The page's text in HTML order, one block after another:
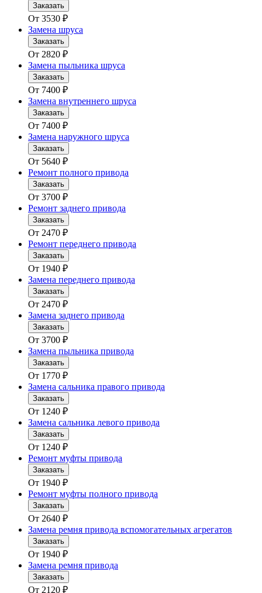
Заказать
От 3530 ₽
Замена шруса
Заказать
От 2820 ₽
Замена пыльника шруса
Заказать
От 7400 ₽
Замена внутреннего шруса
Заказать
От 7400 ₽
Замена наружного шруса
Заказать
От 5640 ₽
Ремонт полного привода
Заказать
От 3700 ₽
Ремонт заднего привода
Заказать
От 2470 ₽
Ремонт переднего привода
Заказать
От 1940 ₽
Замена переднего привода
Заказать
От 2470 ₽
Замена заднего привода
Заказать
От 3700 ₽
Замена пыльника привода
Заказать
От 1770 ₽
Замена сальника правого привода
Заказать
От 1240 ₽
Замена сальника левого привода
Заказать
От 1240 ₽
Ремонт муфты привода
Заказать
От 1940 ₽
Ремонт муфты полного привода
Заказать
От 2640 ₽
Замена ремня привода вспомогательных агрегатов
Заказать
От 1940 ₽
Замена ремня привода
Заказать
От 2120 ₽